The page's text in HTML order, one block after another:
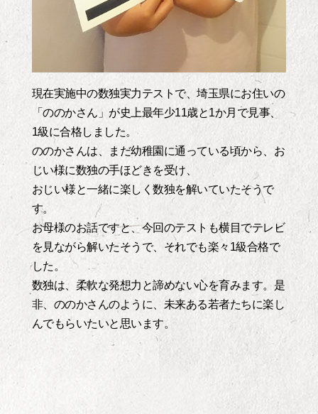
現在実施中の数独実力テストで、埼玉県にお住いの
「ののかさん」が史上最年少11歳と1か月で見事、
1級に合格しました。
ののかさんは、まだ幼稚園に通っている頃から、お
じい様に数独の手ほどきを受け、
おじい様と一緒に楽しく数独を解いていたそうで
す。
お母様のお話ですと、今回のテストも横目でテレビ
を見ながら解いたそうで、それでも楽々1級合格で
した。
数独は、柔軟な発想力と諦めない心を育みます。是
非、ののかさんのように、未来ある若者たちに楽し
んでもらいたいと思います。